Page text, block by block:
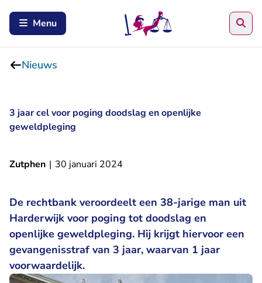
Menu
Nieuws
3 jaar cel voor poging doodslag en openlijke
geweldpleging
Zutphen | 30 januari 2024
De rechtbank veroordeelt een 38-jarige man uit
Harderwijk voor poging tot doodslag en
openlijke geweldpleging. Hij krijgt hiervoor een
gevangenisstraf van 3 jaar, waarvan 1 jaar
voorwaardelijk.